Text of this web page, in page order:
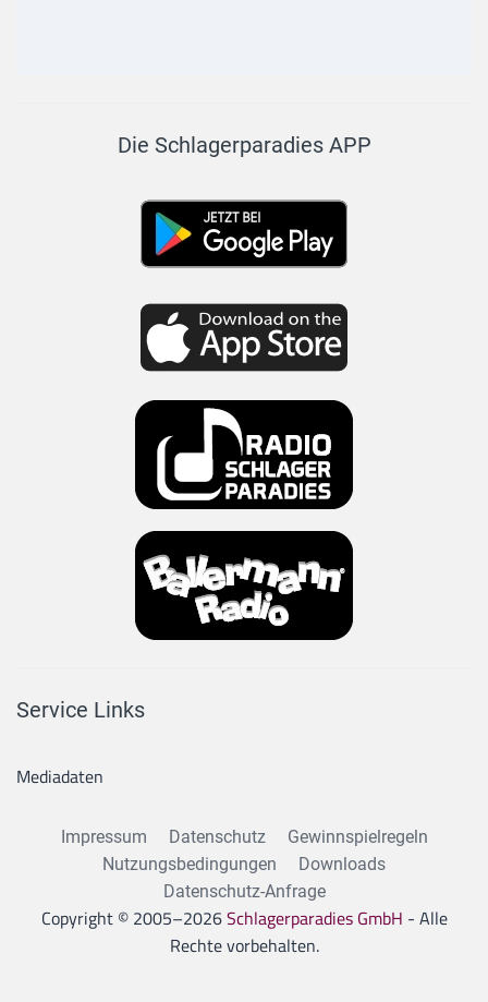
Die Schlagerparadies APP
Service Links
Mediadaten
Impressum Datenschutz
Gewinnspielregeln
Nutzungsbedingungen
Downloads
Datenschutz-Anfrage
Copyright © 2005–2026Schlagerparadies GmbH - Alle
Rechte vorbehalten.